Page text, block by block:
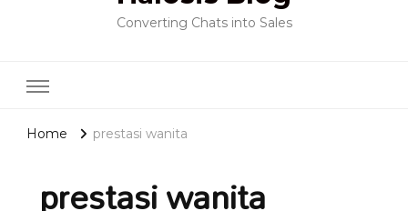
Converting Chats into Sales
Home prestasi wanita
prestasi wanita